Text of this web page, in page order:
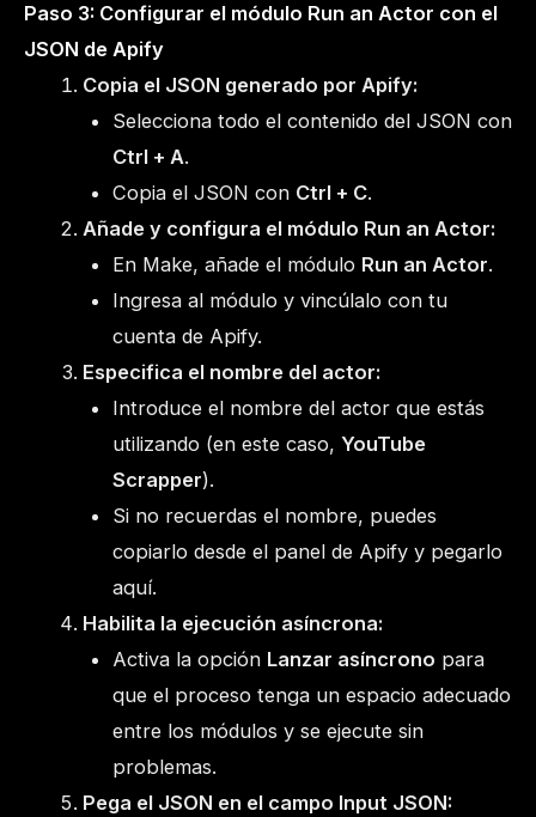
Paso 3: Configurar el módulo Run an Actor con el
JSON de Apify
Copia el JSON generado por Apify:
Selecciona todo el contenido del JSON con
Ctrl + A.
Copia el JSON con Ctrl + C.
Añade y configura el módulo Run an Actor:
En Make, añade el módulo Run an Actor.
Ingresa al módulo y vincúlalo con tu
cuenta de Apify.
Especifica el nombre del actor:
Introduce el nombre del actor que estás
utilizando (en este caso, YouTube
Scrapper).
Si no recuerdas el nombre, puedes
copiarlo desde el panel de Apify y pegarlo
aquí.
Habilita la ejecución asíncrona:
Activa la opción Lanzar asíncrono para
que el proceso tenga un espacio adecuado
entre los módulos y se ejecute sin
problemas.
Pega el JSON en el campo Input JSON: